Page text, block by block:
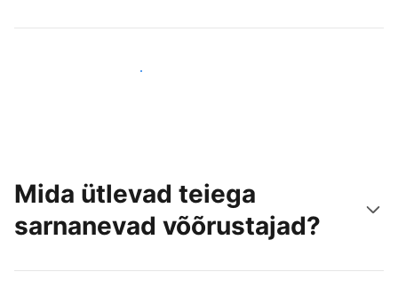
Jõua juba täna uute külastajateni
Mida ütlevad teiega
sarnanevad võõrustajad?